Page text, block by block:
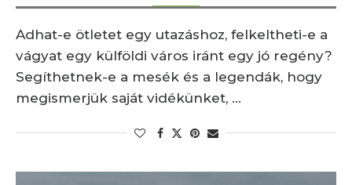
Adhat-e ötletet egy utazáshoz, felkeltheti-e a
vágyat egy külföldi város iránt egy jó regény?
Segíthetnek-e a mesék és a legendák, hogy
megismerjük saját vidékünket, …